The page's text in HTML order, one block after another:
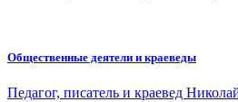
Общественные деятели и краеведы
Педагог, писатель и краевед